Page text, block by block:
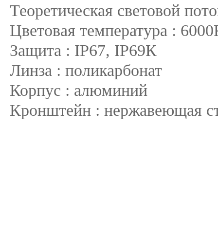
Теоретическая световой
Цветовая температура :
Защита : IP67, ІР69К
Линза : поликарбонат
Корпус : алюминий
Кронштейн : нержавеющая